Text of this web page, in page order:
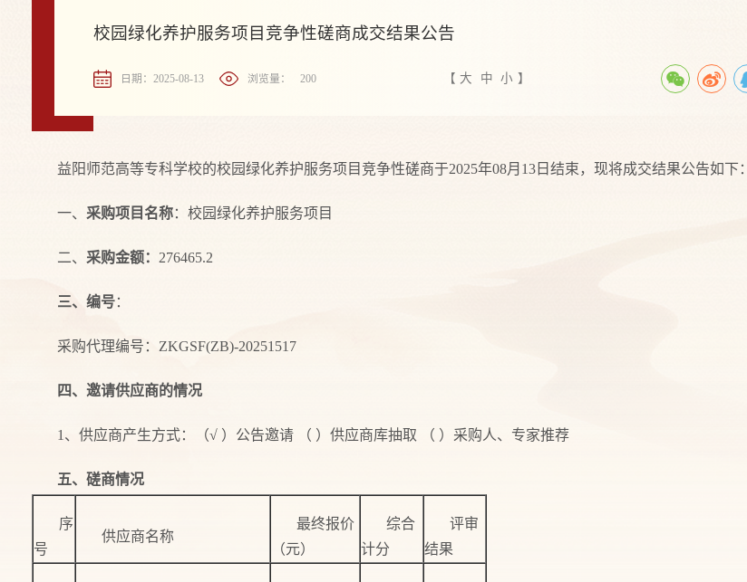
校园绿化养护服务项目竞争性磋商成交结果公告
日期：2025-08-13 浏览量： 200 【 大 中 小 】
益阳师范高等专科学校的校园绿化养护服务项目竞争性磋商于2025年08月13日结束，现将成交结果公告如下：
一、 采购项目名称：校园绿化养护服务项目
二、 采购金额： 276465.2
三、编号：
采购代理编号：ZKGSF(ZB)-20251517
四、邀请供应商的情况
1、供应商产生方式：（√ ）公告邀请 （ ）供应商库抽取 （ ）采购人、专家推荐
五、磋商情况
序
号
供应商名称
最终报价
（元）
综合
计分
评审
结果